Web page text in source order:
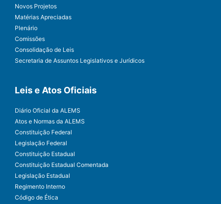
Novos Projetos
Matérias Apreciadas
Plenário
Comissões
Consolidação de Leis
Secretaria de Assuntos Legislativos e Jurídicos
Leis e Atos Oficiais
Diário Oficial da ALEMS
Atos e Normas da ALEMS
Constituição Federal
Legislação Federal
Constituição Estadual
Constituição Estadual Comentada
Legislação Estadual
Regimento Interno
Código de Ética